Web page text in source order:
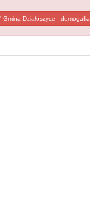
Gmina Działoszyce - demogafia